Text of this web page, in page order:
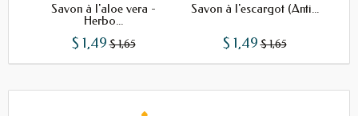
Savon à l'aloe vera -
Herbo...
$ 1,49 $ 1,65
Savon à l'escargot (Anti...
$ 1,49 $ 1,65